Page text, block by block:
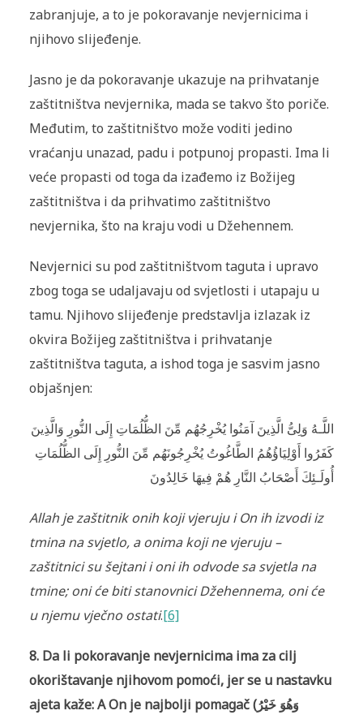
zabranjuje, a to je pokoravanje nevjernicima i
njihovo slijeđenje.
Jasno je da pokoravanje ukazuje na prihvatanje
zaštitništva nevjernika, mada se takvo što poriče.
Međutim, to zaštitništvo može voditi jedino
vraćanju unazad, padu i potpunoj propasti. Ima li
veće propasti od toga da izađemo iz Božijeg
zaštitništva i da prihvatimo zaštitništvo
nevjernika, što na kraju vodi u Džehennem.
Nevjernici su pod zaštitništvom taguta i upravo
zbog toga se udaljavaju od svjetlosti i utapaju u
tamu. Njihovo slijeđenje predstavlja izlazak iz
okvira Božijeg zaštitništva i prihvatanje
zaštitništva taguta, a ishod toga je sasvim jasno
objašnjen:
اللَّـهُ وَلِىُّ الَّذِينَ آمَنُوا يُخْرِ‌جُهُم مِّنَ الظُّلُمَاتِ إِلَى النُّورِ‌ وَالَّذِينَ
كَفَرُ‌وا أَوْلِيَاؤُهُمُ الطَّاغُوتُ يُخْرِ‌جُونَهُم مِّنَ النُّورِ‌ إِلَى الظُّلُمَاتِ
أُولَـئِكَ أَصْحَابُ النَّارِ‌ هُمْ فِيهَا خَالِدُونَ
Allah je zaštitnik onih koji vjeruju i On ih izvodi iz
tmina na svjetlo, a onima koji ne vjeruju –
zaštitnici su šejtani i oni ih odvode sa svjetla na
tmine; oni će biti stanovnici Džehennema, oni će
u njemu vječno ostati.[6]
8. Da li pokoravanje nevjernicima ima za cilj
okorištavanje njihovom pomoći, jer se u nastavku
ajeta kaže: A On je najbolji pomagač (وَهُوَ خَيْرُ‌